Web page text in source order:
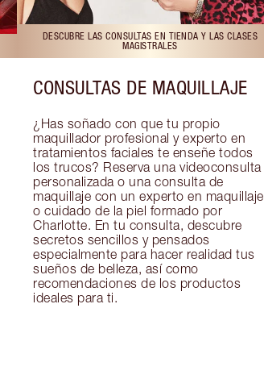
DESCUBRE LAS CONSULTAS EN TIENDA Y LAS CLASES
MAGISTRALES
CONSULTAS DE MAQUILLAJE
¿Has soñado con que tu propio
maquillador profesional y experto en
tratamientos faciales te enseñe todos
los trucos? Reserva una videoconsulta
personalizada o una consulta de
maquillaje con un experto en maquillaje
o cuidado de la piel formado por
Charlotte. En tu consulta, descubre
secretos sencillos y pensados
especialmente para hacer realidad tus
sueños de belleza, así como
recomendaciones de los productos
ideales para ti.